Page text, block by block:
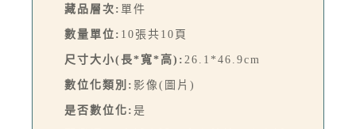
藏品層次: 單件
數量單位: 10張共10頁
尺寸大小(長*寬*高): 26.1*46.9cm
數位化類別: 影像(圖片)
是否數位化: 是